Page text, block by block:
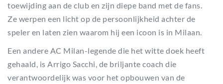
toewijding aan de club en zijn diepe band met de fans.
Ze werpen een licht op de persoonlijkheid achter de
speler en laten zien waarom hij een icoon is in Milaan.
Een andere AC Milan-legende die het witte doek heeft
gehaald, is Arrigo Sacchi, de briljante coach die
verantwoordelijk was voor het opbouwen van de